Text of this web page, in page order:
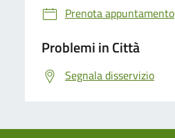
Prenota appuntamento
Problemi in Città
Segnala disservizio